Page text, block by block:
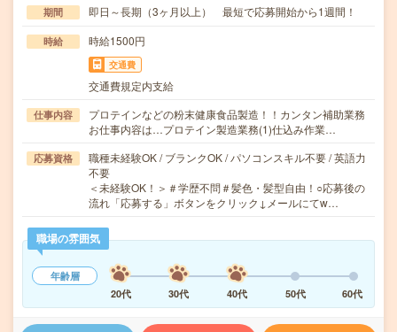
期間 即日～長期（3ヶ月以上） 最短で応募開始から1週間！
時給 時給1500円
交通費
交通費規定内支給
仕事内容
プロテインなどの粉末健康食品製造！！カンタン補助業務
お仕事内容は…プロテイン製造業務(1)仕込み作業…
応募資格
職種未経験OK / ブランクOK / パソコンスキル不要 / 英語力
不要
＜未経験OK！＞＃学歴不問＃髪色・髪型自由！○応募後の
流れ「応募する」ボタンをクリック↓メールにてw…
職場の雰囲気
年齢層
20代
30代 40代 50代 60代